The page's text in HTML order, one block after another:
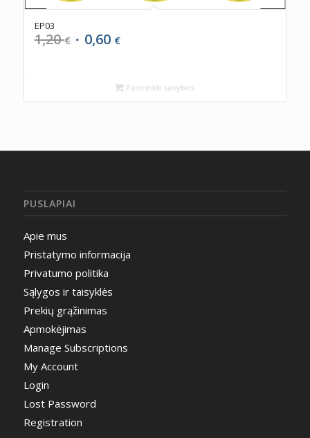
EP03
1,20€ Original
0,60 €Current
0,60 €.
Pasirinkti savybes
PUSLAPIAI
Apie mus
Pristatymo informacija
Privatumo politika
Sąlygos ir taisyklės
Prekių grąžinimas
Apmokėjimas
Manage Subscriptions
My Account
Login
Lost Password
Registration